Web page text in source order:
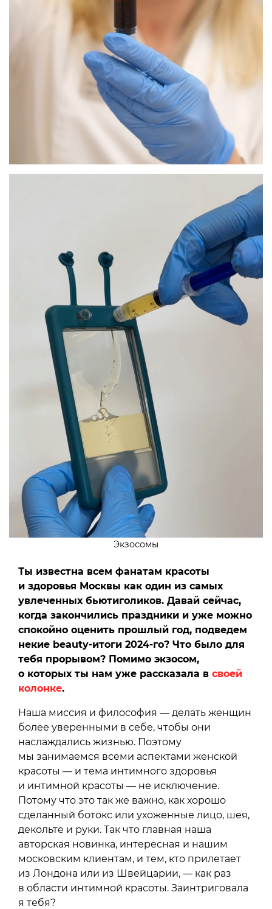
Экзосомы
Ты известна всем фанатам красоты
и здоровья Москвы как один из самых
увлеченных бьютиголиков. Давай сейчас,
когда закончились праздники и уже можно
спокойно оценить прошлый год, подведем
некие beauty-итоги 2024-го? Что было для
тебя прорывом? Помимо экзосом,
о которых ты нам уже рассказала в своей
колонке.
Наша миссия и философия — делать женщин
более уверенными в себе, чтобы они
наслаждались жизнью. Поэтому
мы занимаемся всеми аспектами женской
красоты — и тема интимного здоровья
и интимной красоты — не исключение.
Потому что это так же важно, как хорошо
сделанный ботокс или ухоженные лицо, шея,
декольте и руки. Так что главная наша
авторская новинка, интересная и нашим
московским клиентам, и тем, кто прилетает
из Лондона или из Швейцарии, — как раз
в области интимной красоты. Заинтриговала
я тебя?